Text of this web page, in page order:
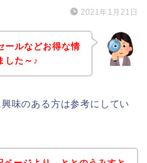
2021年1月21日
ールなどお得な情
した～♪
味のある方は参考にしてい